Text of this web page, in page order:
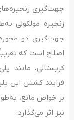
جهت‌گیری
زنجیره مولکولی
جهت‌گیری دو
اصلاح است که
کریستالی، مانند
فرآیند کشش این
بر خواص مانع،
نیز اثر می‌گذارد.